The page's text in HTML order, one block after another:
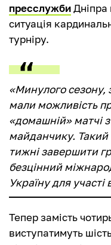
пресслужбиДніпра
ситуація
турніру.
«Минулого сезону,
мали можливість
«домашній» матчі
майданчику.
тижні завершити
безцінний
Україну для участі
Тепер замість
виступатимуть